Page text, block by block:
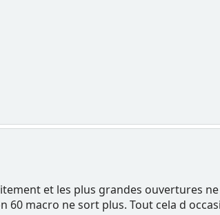
et les plus grandes ouvertures
60 macro ne sort plus. Tout cela d